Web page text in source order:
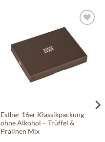
Auf die
Wunschliste
Esther 16er Klassikpackung
ohne Alkohol – Trüffel &
Pralinen Mix